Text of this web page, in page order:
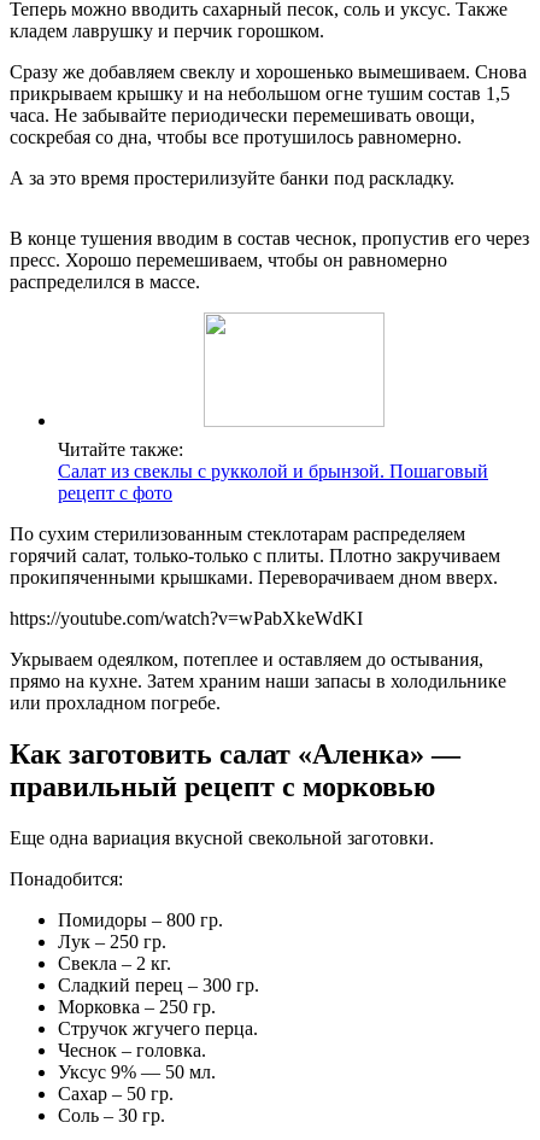
Теперь можно вводить сахарный песок, соль и уксус. Также
кладем лаврушку и перчик горошком.
Сразу же добавляем свеклу и хорошенько вымешиваем. Снова
прикрываем крышку и на небольшом огне тушим состав 1,5
часа. Не забывайте периодически перемешивать овощи,
соскребая со дна, чтобы все протушилось равномерно.
А за это время простерилизуйте банки под раскладку.
В конце тушения вводим в состав чеснок, пропустив его через
пресс. Хорошо перемешиваем, чтобы он равномерно
распределился в массе.
Читайте также:
Салат из свеклы с рукколой и брынзой. Пошаговый
рецепт с фото
По сухим стерилизованным стеклотарам распределяем
горячий салат, только-только с плиты. Плотно закручиваем
прокипяченными крышками. Переворачиваем дном вверх.
https://youtube.com/watch?v=wPabXkeWdKI
Укрываем одеялком, потеплее и оставляем до остывания,
прямо на кухне. Затем храним наши запасы в холодильнике
или прохладном погребе.
Как заготовить салат «Аленка» —
правильный рецепт с морковью
Еще одна вариация вкусной свекольной заготовки.
Понадобится:
Помидоры – 800 гр.
Лук – 250 гр.
Свекла – 2 кг.
Сладкий перец – 300 гр.
Морковка – 250 гр.
Стручок жгучего перца.
Чеснок – головка.
Уксус 9% — 50 мл.
Сахар – 50 гр.
Соль – 30 гр.